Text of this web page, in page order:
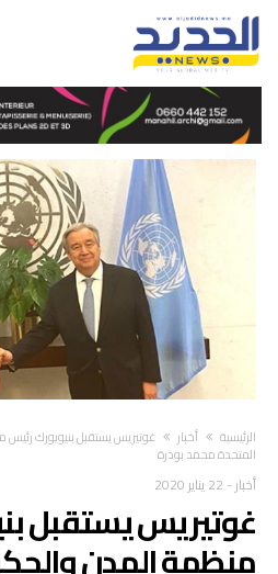
‫الرئيسية‬ أخبار
غوتيريس يستقبل بنيويورك
المتحدة محمد بودرة
أخبار- 22 يناير 2020
غوتيريس يستقبل
منظمة المدن